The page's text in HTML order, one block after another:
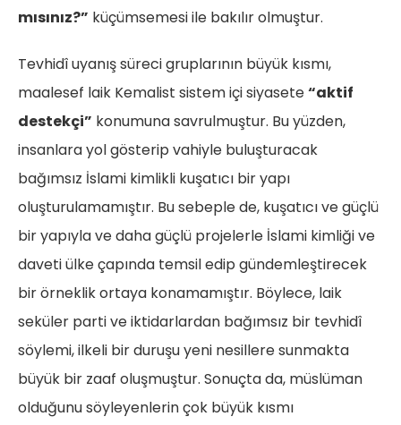
mısınız?” küçümsemesi ile bakılır olmuştur.
Tevhidî uyanış süreci gruplarının büyük kısmı,
maalesef laik Kemalist sistem içi siyasete“aktif
destekçi” konumuna savrulmuştur. Bu yüzden,
insanlara yol gösterip vahiyle buluşturacak
bağımsız İslami kimlikli kuşatıcı bir yapı
oluşturulamamıştır. Bu sebeple de, kuşatıcı ve güçlü
bir yapıyla ve daha güçlü projelerle İslami kimliği ve
daveti ülke çapında temsil edip gündemleştirecek
bir örneklik ortaya konamamıştır. Böylece, laik
seküler parti ve iktidarlardan bağımsız bir tevhidî
söylemi, ilkeli bir duruşu yeni nesillere sunmakta
büyük bir zaaf oluşmuştur. Sonuçta da, müslüman
olduğunu söyleyenlerin çok büyük kısmı